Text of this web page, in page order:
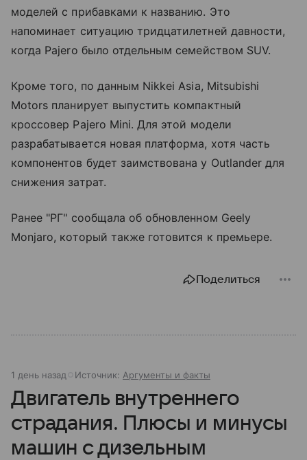
моделей с прибавками к названию. Это
напоминает ситуацию тридцатилетней давности,
когда Pajero было отдельным семейством SUV.
Кроме того, по данным Nikkei Asia, Mitsubishi
Motors планирует выпустить компактный
кроссовер Pajero Mini. Для этой модели
разрабатывается новая платформа, хотя часть
компонентов будет заимствована у Outlander для
снижения затрат.
Ранее "РГ" сообщала об обновленном Geely
Monjaro, который также готовится к премьере.
Поделиться
1 день назад Источник: Аргументы и факты
Двигатель внутреннего
страдания. Плюсы и минусы
машин с дизельным